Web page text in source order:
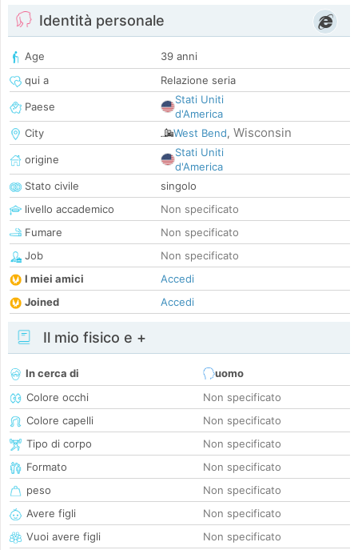
Identità personale
Age
39 anni
qui a
Relazione seria
Paese
Stati Uniti
d'America
City
West Bend, Wisconsin
origine
Stati Uniti
d'America
Stato civile
singolo
livello accademico
Non specificato
Fumare
Non specificato
Job
Non specificato
I miei amici
Accedi
Joined
Accedi
Il mio fisico e +
In cerca di
uomo
Colore occhi
Non specificato
Colore capelli
Non specificato
Tipo di corpo
Non specificato
Formato
Non specificato
peso
Non specificato
Avere figli
Non specificato
Vuoi avere figli
Non specificato